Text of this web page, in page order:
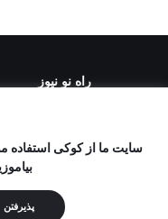
راه نو نیوز
تمامی حقوق مطالب برای
برداری
سایت ما از کوکی استفاده
پذیرفتن